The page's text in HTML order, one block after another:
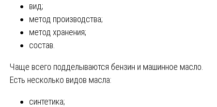
вид;
метод производства;
метод хранения;
состав.
Чаще всего подделываются бензин и машинное масло.
Есть несколько видов масла:
синтетика;